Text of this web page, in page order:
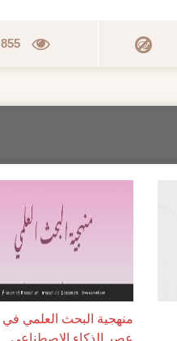
855
منهجية البحث العلمي في